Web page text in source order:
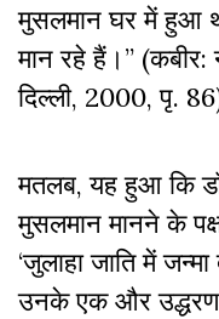
मुसलमान घर में हुआ
मान रहे हैं।’’
दिल्ली, 2000, पृ.
मतलब, यह हुआ कि
मुसलमान मानने के
‘जुलाहा जाति में
उनके एक और उद्धरण